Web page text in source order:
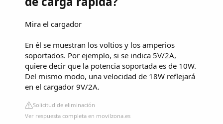
Mira el cargador
En él se muestran los voltios y los amperios
soportados. Por ejemplo, si se indica 5V/2A,
quiere decir que la potencia soportada es de 10W.
Del mismo modo, una velocidad de 18W reflejará
en el cargador 9V/2A.
Solicitud de eliminación
Ver respuesta completa en movilzona.es